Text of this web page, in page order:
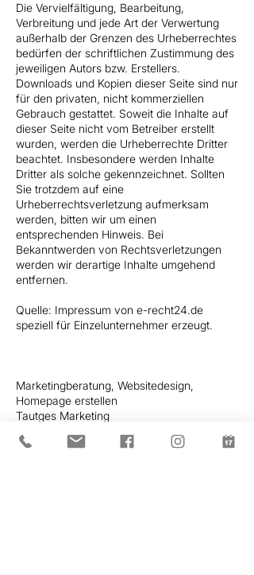
Die Vervielfältigung, Bearbeitung,
Verbreitung und jede Art der Verwertung
außerhalb der Grenzen des Urheberrechtes
bedürfen der schriftlichen Zustimmung des
jeweiligen Autors bzw. Erstellers.
Downloads und Kopien dieser Seite sind nur
für den privaten, nicht kommerziellen
Gebrauch gestattet. Soweit die Inhalte auf
dieser Seite nicht vom Betreiber erstellt
wurden, werden die Urheberrechte Dritter
beachtet. Insbesondere werden Inhalte
Dritter als solche gekennzeichnet. Sollten
Sie trotzdem auf eine
Urheberrechtsverletzung aufmerksam
werden, bitten wir um einen
entsprechenden Hinweis. Bei
Bekanntwerden von Rechtsverletzungen
werden wir derartige Inhalte umgehend
entfernen.
Quelle: Impressum von e-recht24.de
speziell für Einzelunternehmer erzeugt.
Marketingberatung, Websitedesign,
Homepage erstellen
Tautges Marketing
Auf Zweikreuz 15